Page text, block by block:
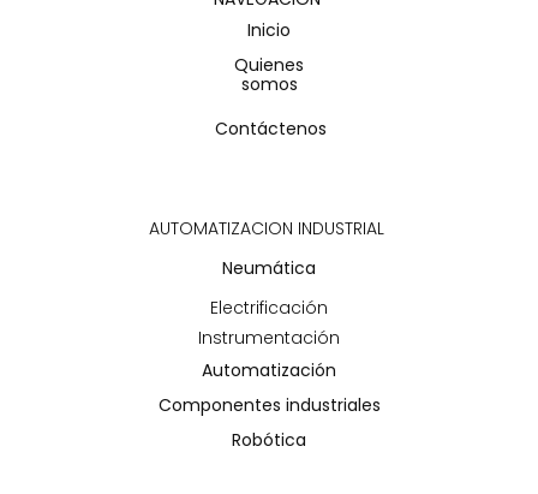
Inicio
Quienes
somos
Contáctenos
AUTOMATIZACION INDUSTRIAL
Neumática
Electrificación
Instrumentación
Automatización
Componentes industriales
Robótica